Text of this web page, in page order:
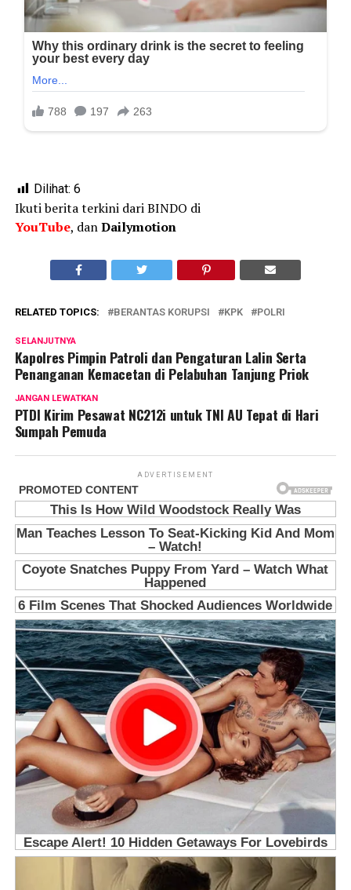
Dilihat: 6
Ikuti berita terkini dari BINDO di
YouTube, danDailymotion
RELATED TOPICS: BERANTAS KORUPSI KPK POLRI
SELANJUTNYA
Kapolres Pimpin Patroli dan Pengaturan Lalin Serta
Penanganan Kemacetan di Pelabuhan Tanjung Priok
JANGAN LEWATKAN
PTDI Kirim Pesawat NC212i untuk TNI AU Tepat di Hari
Sumpah Pemuda
ADVERTISEMENT